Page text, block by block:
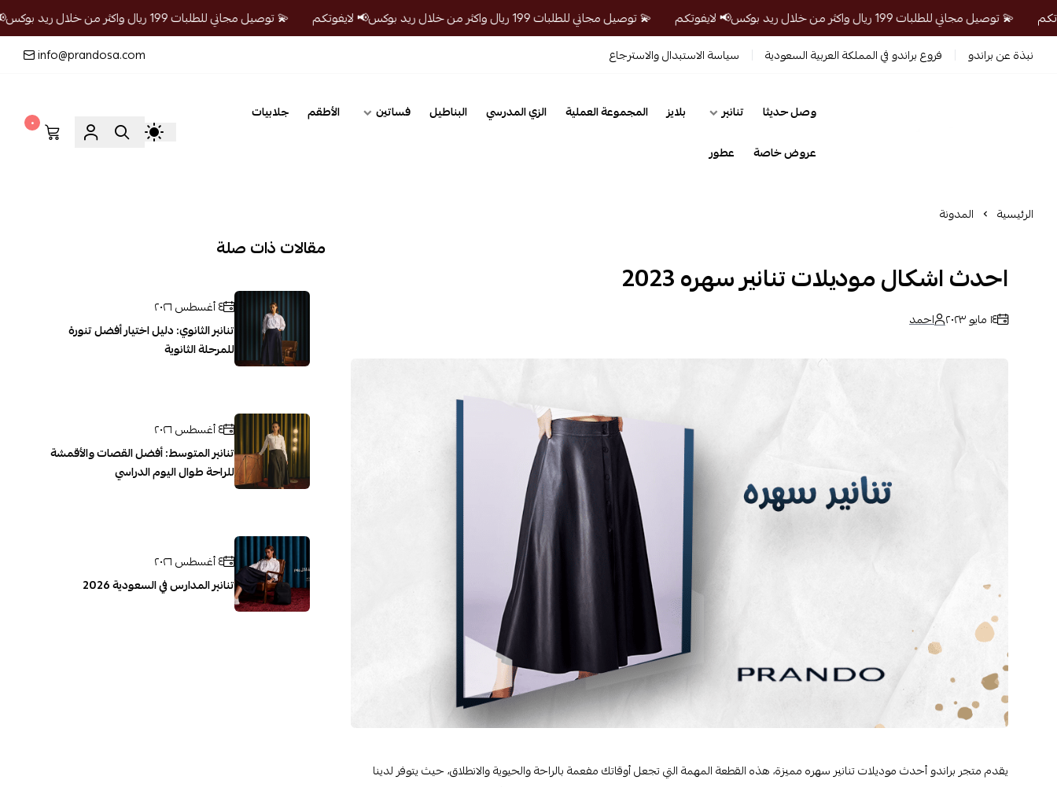
💫 توصيل مجاني للطلبات 199 ريال واكثر من خلال ريد بوكس📢 لايفوتكم 💫 توصيل مجاني للطلبات 199 ريال واكثر من خلال ريد بوكس📢 لايفوتكم 💫 توصيل مجاني للطلبات 199 ريال واكثر من خلال ريد بوكس📢 لايفوتكم
نبذة عن براندو فروع براندو في المملكة العربية السعودية سياسة الاستبدال والاسترجاع info@prandosa.com
وصل حديثا تنانير بلايز المجموعة العملية الزي المدرسي البناطيل فساتين الأطقم
جلابيات
عروض خاصة
عطور
٠
الرئيسية المدونة
احدث اشكال موديلات تنانير سهره 2023
١٤ مايو ٢٠٢٣ احمد
يقدم متجر براندو أحدث موديلات تنانير سهره مميزة، هذه القطعة المهمة التي تجعل أوقاتك مفعمة بالراحة والحيوية والانطلاق، حيث يتوفر لدينا
مقالات ذات صلة
٤ أغسطس ٢٠٢٦
تنانير الثانوي: دليل اختيار أفضل تنورة
للمرحلة الثانوية
٤ أغسطس ٢٠٢٦
تنانير المتوسط: أفضل القصات والأقمشة
للراحة طوال اليوم الدراسي
٤ أغسطس ٢٠٢٦
تنانير المدارس في السعودية 2026